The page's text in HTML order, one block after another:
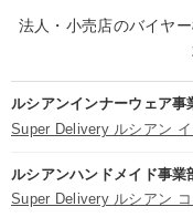
法人・小売店のバイヤ
ルシアンインナーウェア事
Super Delivery ルシアン イ
ルシアンハンドメイド事業
Super Delivery ルシアン コ